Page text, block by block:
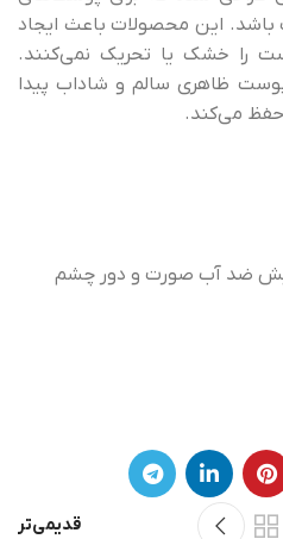
این محصولات باعث ایجاد
را خشک یا تحریک نمی‌کنند.
ظاهری سالم و شاداب پیدا
حفظ می‌کند.
ضد آب صورت و دور چشم
قدیمی‌تر